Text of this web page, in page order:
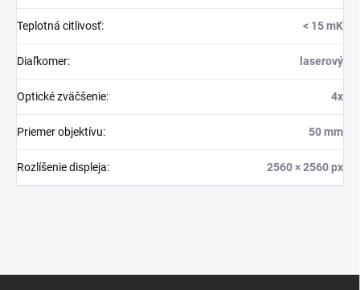
Teplotná citlivosť: < 15 mK
Diaľkomer: laserový
Optické zväčšenie: 4x
Priemer objektívu: 50 mm
Rozlíšenie displeja: 2560 × 2560 px